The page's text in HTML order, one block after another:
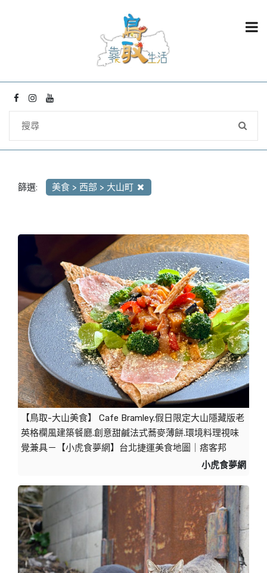
篩選: 美食 > 西部 > 大山町
【鳥取-大山美食】 Cafe Bramley.假日限定大山隱藏版老
英格欄風建築餐廳.創意甜鹹法式蕎麥薄餅.環境料理視味
覺兼具－【小虎食夢網】台北捷運美食地圖｜痞客邦
小虎食夢網